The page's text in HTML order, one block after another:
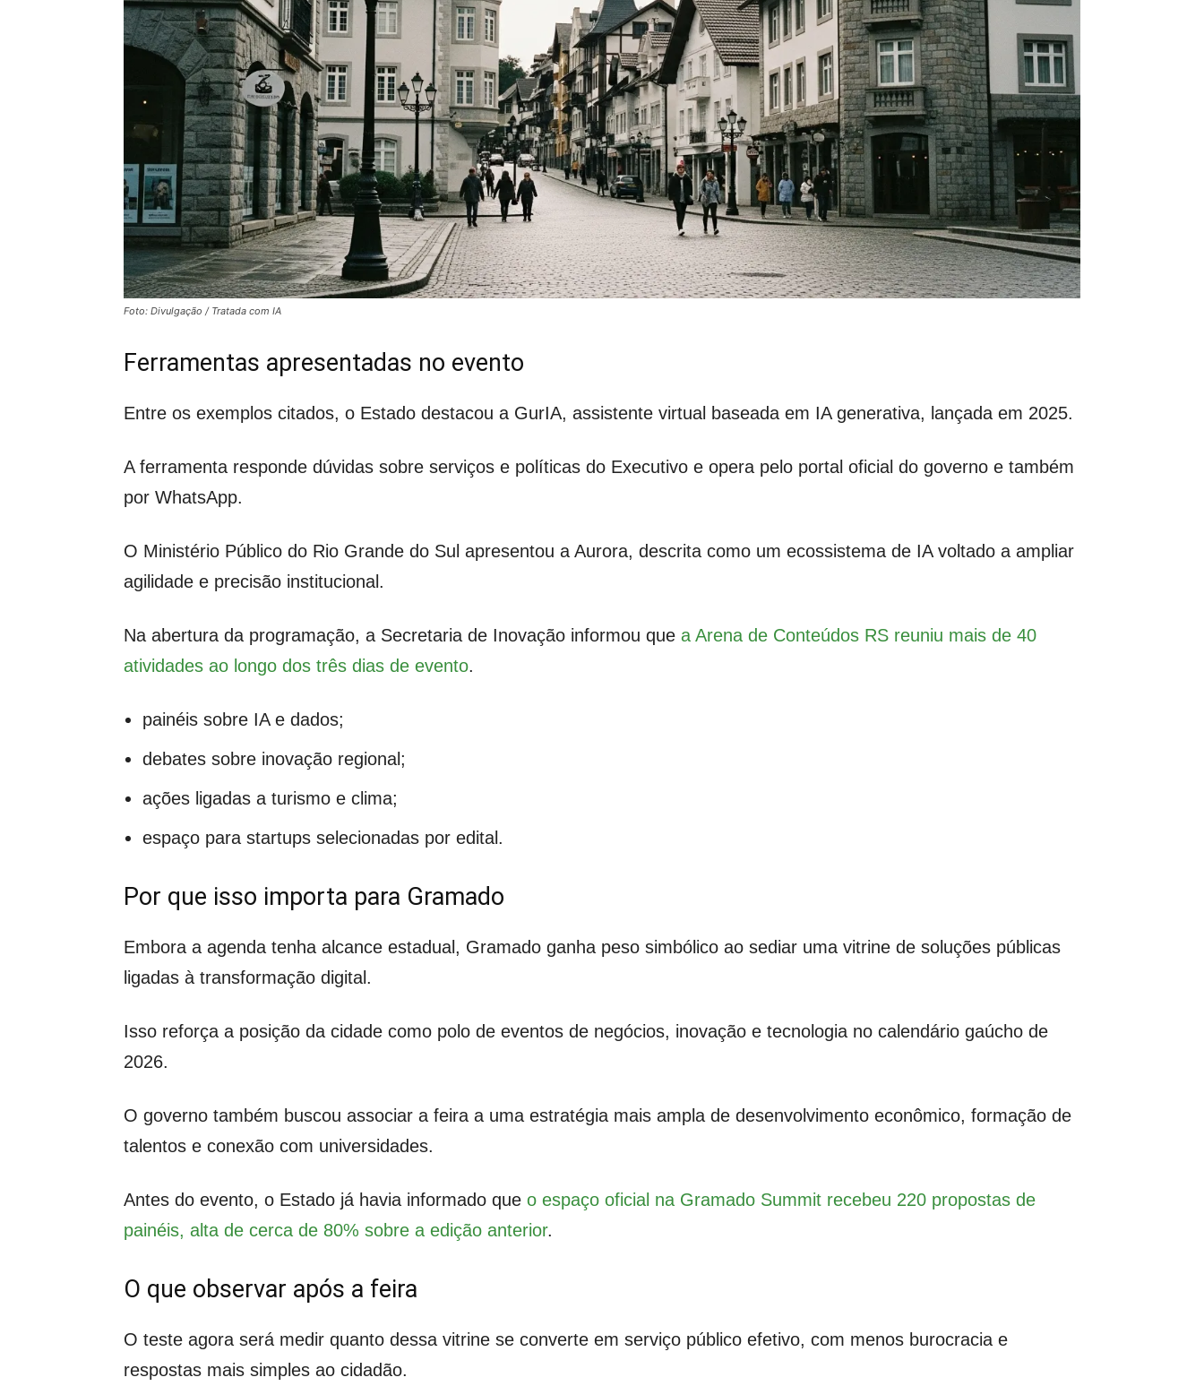
Foto: Divulgação / Tratada com IA
Ferramentas apresentadas no evento
Entre os exemplos citados, o Estado destacou a GurIA, assistente virtual baseada em IA generativa, lançada em 2025.
A ferramenta responde dúvidas sobre serviços e políticas do Executivo e opera pelo portal oficial do governo e também
por WhatsApp.
O Ministério Público do Rio Grande do Sul apresentou a Aurora, descrita como um ecossistema de IA voltado a ampliar
agilidade e precisão institucional.
Na abertura da programação, a Secretaria de Inovação informou que a Arena de Conteúdos RS reuniu mais de 40
atividades ao longo dos três dias de evento.
painéis sobre IA e dados;
debates sobre inovação regional;
ações ligadas a turismo e clima;
espaço para startups selecionadas por edital.
Por que isso importa para Gramado
Embora a agenda tenha alcance estadual, Gramado ganha peso simbólico ao sediar uma vitrine de soluções públicas
ligadas à transformação digital.
Isso reforça a posição da cidade como polo de eventos de negócios, inovação e tecnologia no calendário gaúcho de
2026.
O governo também buscou associar a feira a uma estratégia mais ampla de desenvolvimento econômico, formação de
talentos e conexão com universidades.
Antes do evento, o Estado já havia informado que o espaço oficial na Gramado Summit recebeu 220 propostas de
painéis, alta de cerca de 80% sobre a edição anterior.
O que observar após a feira
O teste agora será medir quanto dessa vitrine se converte em serviço público efetivo, com menos burocracia e
respostas mais simples ao cidadão.